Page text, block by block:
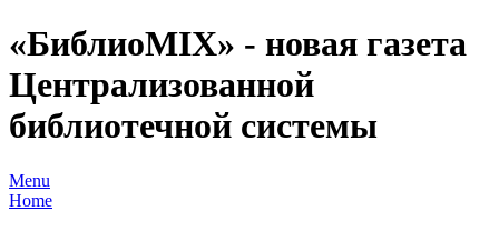
«БиблиоМIX» - новая газета
Централизованной
библиотечной системы
Menu
Home